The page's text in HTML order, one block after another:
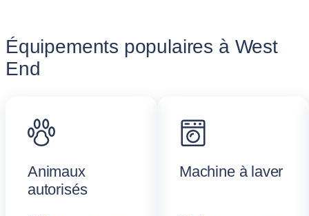
Équipements populaires à West
End
Animaux
autorisés
Machine à laver